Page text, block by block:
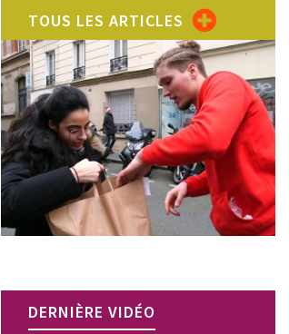
TOUS LES ARTICLES
DERNIÈRE VIDÉO